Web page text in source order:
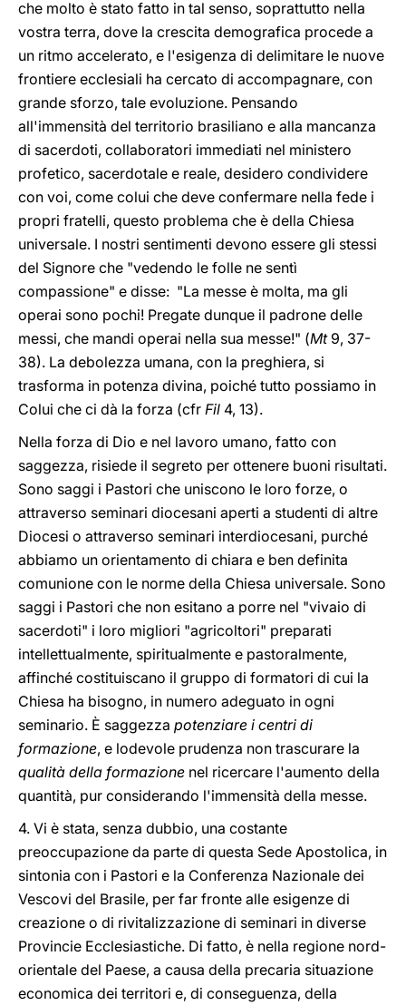
che molto è stato fatto in tal senso, soprattutto nella
vostra terra, dove la crescita demografica procede a
un ritmo accelerato, e l'esigenza di delimitare le nuove
frontiere ecclesiali ha cercato di accompagnare, con
grande sforzo, tale evoluzione. Pensando
all'immensità del territorio brasiliano e alla mancanza
di sacerdoti, collaboratori immediati nel ministero
profetico, sacerdotale e reale, desidero condividere
con voi, come colui che deve confermare nella fede i
propri fratelli, questo problema che è della Chiesa
universale. I nostri sentimenti devono essere gli stessi
del Signore che "vedendo le folle ne sentì
compassione" e disse: "La messe è molta, ma gli
operai sono pochi! Pregate dunque il padrone delle
messi, che mandi operai nella sua messe!" (Mt9, 37-
38). La debolezza umana, con la preghiera, si
trasforma in potenza divina, poiché tutto possiamo in
Colui che ci dà la forza (cfr Fil 4, 13).
Nella forza di Dio e nel lavoro umano, fatto con
saggezza, risiede il segreto per ottenere buoni risultati.
Sono saggi i Pastori che uniscono le loro forze, o
attraverso seminari diocesani aperti a studenti di altre
Diocesi o attraverso seminari interdiocesani, purché
abbiamo un orientamento di chiara e ben definita
comunione con le norme della Chiesa universale. Sono
saggi i Pastori che non esitano a porre nel "vivaio di
sacerdoti" i loro migliori "agricoltori" preparati
intellettualmente, spiritualmente e pastoralmente,
affinché costituiscano il gruppo di formatori di cui la
Chiesa ha bisogno, in numero adeguato in ogni
seminario. È saggezza potenziare i centri di
formazione, e lodevole prudenza non trascurare la
qualità della formazione nel ricercare l'aumento della
quantità, pur considerando l'immensità della messe.
4. Vi è stata, senza dubbio, una costante
preoccupazione da parte di questa Sede Apostolica, in
sintonia con i Pastori e la Conferenza Nazionale dei
Vescovi del Brasile, per far fronte alle esigenze di
creazione o di rivitalizzazione di seminari in diverse
Provincie Ecclesiastiche. Di fatto, è nella regione nord-
orientale del Paese, a causa della precaria situazione
economica dei territori e, di conseguenza, della